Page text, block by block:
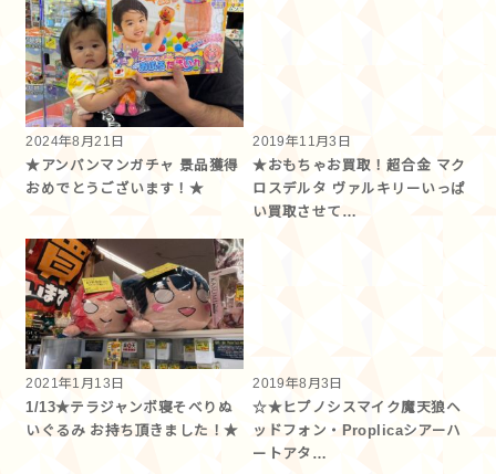
2024年8月21日
★アンパンマンガチャ 景品獲得
おめでとうございます！★
2019年11月3日
★おもちゃお買取！超合金 マク
ロスデルタ ヴァルキリーいっぱ
い買取させて…
2021年1月13日
1/13★テラジャンボ寝そべりぬ
いぐるみ お持ち頂きました！★
2019年8月3日
☆★ヒプノシスマイク魔天狼ヘ
ッドフォン・Proplicaシアーハ
ートアタ…